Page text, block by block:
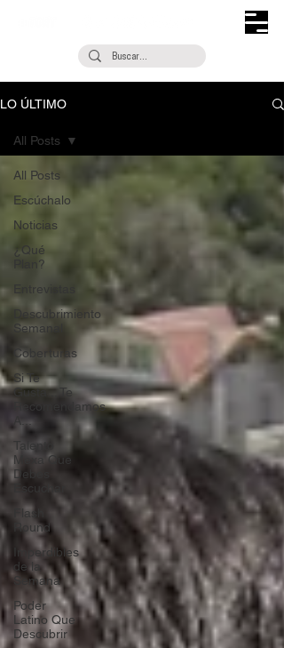
LO ÚLTIMO
All Posts
Escúchalo
Noticias
¿Qué
Plan?
Entrevistas
Descubrimiento
Semanal
Coberturas
Si Te
Gusta... Te
Recomendamos
A...
Talento
Mexa Que
Debes
Escuchar
Flash
Round
Imperdibles
de la
Semana
Poder
Latino Que
Descubrir
All Posts